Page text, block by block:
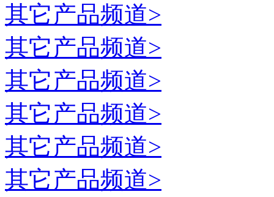
其它产品频道>
其它产品频道>
其它产品频道>
其它产品频道>
其它产品频道>
其它产品频道>